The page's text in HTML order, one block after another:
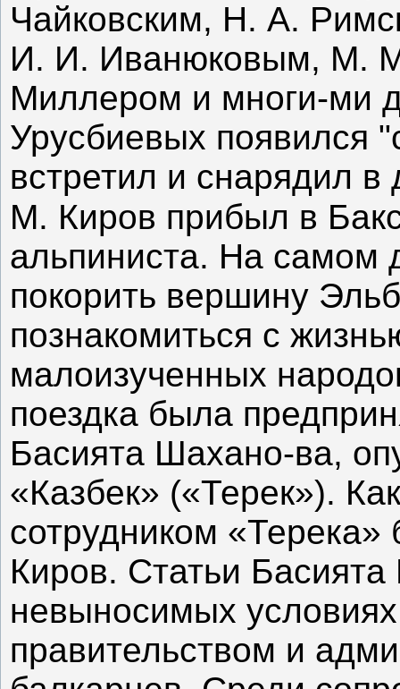
Чайковским, Н. А.
И. И. Иванюковым, М.
Миллером и многи-ми
Урусбиевых появился
встретил и снарядил в
М. Киров прибыл в
альпиниста. На самом
покорить вершину
познакомиться с
малоизученных
поездка была
Басията Шахано-ва,
«Казбек» («Терек»).
сотрудником
Киров. Статьи
невыносимых
правительством и